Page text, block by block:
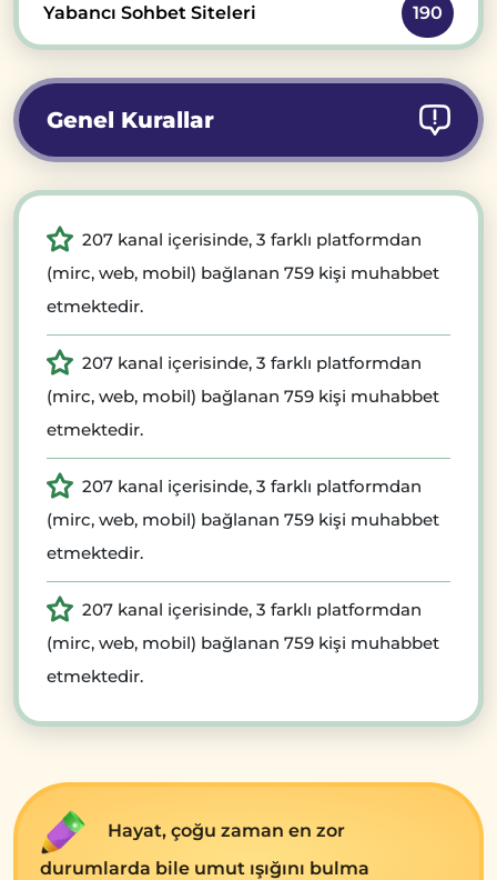
Yabancı Sohbet Siteleri 190
Genel Kurallar
207 kanal içerisinde, 3 farklı platformdan
(mirc, web, mobil) bağlanan 759 kişi muhabbet
etmektedir.
207 kanal içerisinde, 3 farklı platformdan
(mirc, web, mobil) bağlanan 759 kişi muhabbet
etmektedir.
207 kanal içerisinde, 3 farklı platformdan
(mirc, web, mobil) bağlanan 759 kişi muhabbet
etmektedir.
207 kanal içerisinde, 3 farklı platformdan
(mirc, web, mobil) bağlanan 759 kişi muhabbet
etmektedir.
Hayat, çoğu zaman en zor
durumlarda bile umut ışığını bulma